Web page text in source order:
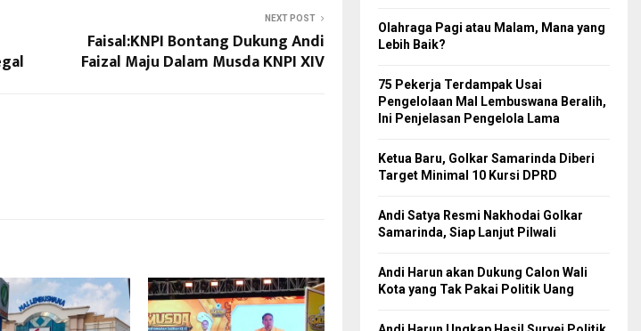
NEXT POST
Faisal:KNPI Bontang Dukung Andi
Faizal Maju Dalam Musda KNPI XIV
Olahraga Pagi atau Malam, Mana yang
Lebih Baik?
75 Pekerja Terdampak Usai
Pengelolaan Mal Lembuswana Beralih,
Ini Penjelasan Pengelola Lama
Ketua Baru, Golkar Samarinda Diberi
Target Minimal 10 Kursi DPRD
Andi Satya Resmi Nakhodai Golkar
Samarinda, Siap Lanjut Pilwali
Andi Harun akan Dukung Calon Wali
Kota yang Tak Pakai Politik Uang